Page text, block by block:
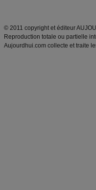
© 2011 copyright et éditeur
Reproduction totale ou partielle
Aujourdhui.com collecte et traite